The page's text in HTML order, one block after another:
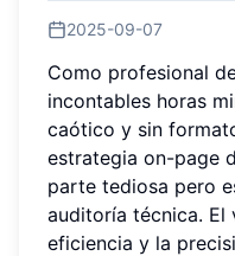
2025-09-07
Como profesional
incontables horas
caótico y sin
estrategia on-page
parte tediosa pero
auditoría técnica. El
eficiencia y la